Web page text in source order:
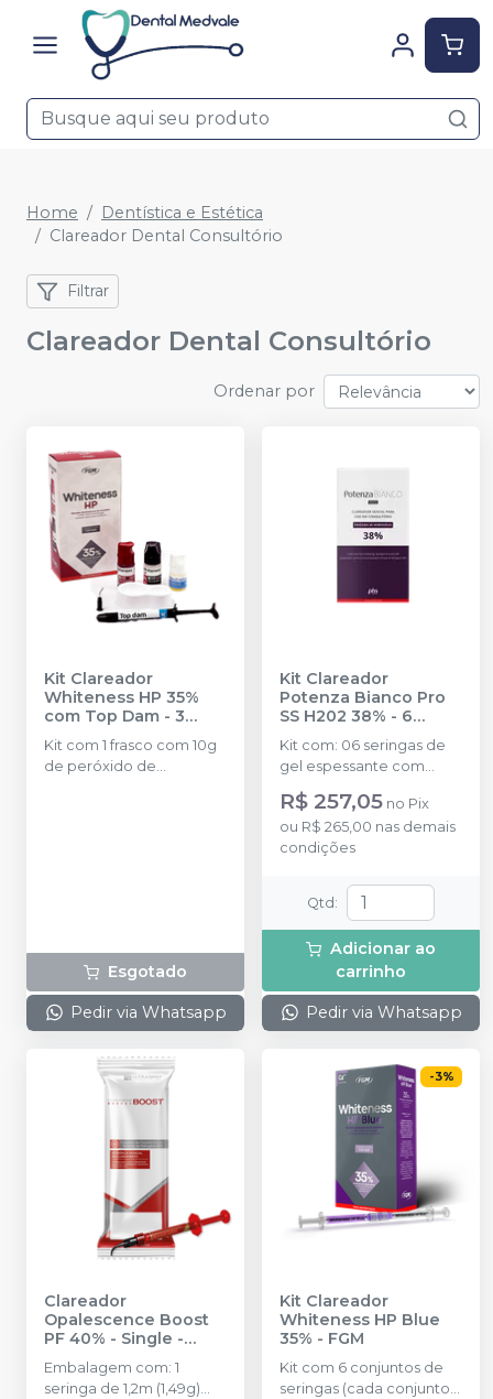
Home
Dentística e Estética
Clareador Dental Consultório
Filtrar
Clareador Dental Consultório
Ordenar por
Kit Clareador
Whiteness HP 35%
com Top Dam - 3
Pacientes
Kit com 1 frasco com 10g
de peróxido de
Top Dam com 2g.
Esgotado
Pedir via Whatsapp
Kit Clareador
Potenza Bianco Pro
SS H202 38% - 6
Seringas
PHS
Kit com: 06 seringas de
gel espessante com
0,4g; 06 Seringas de
Peróxido de Hidrogênio
com 1,3g; 01 Frasco de
Neutralizante com 10g; 01
gengival com 2,5g; 08
Ponteiras de aplicação;
01 Instrução de uso para
o profissional.
R$ 257,05 no Pix
ou R$ 265,00 nas demais
condições
Qtd :
Adicionar ao
carrinho
Pedir via Whatsapp
Clareador
Opalescence Boost
PF 40% - Single -
ULTRADENT
Embalagem com: 1
seringa de 1,2m (1,49g)
-3%
Kit Clareador
Whiteness HP Blue
35% - FGM
Kit com 6 conjuntos de
seringas (cada conjunto